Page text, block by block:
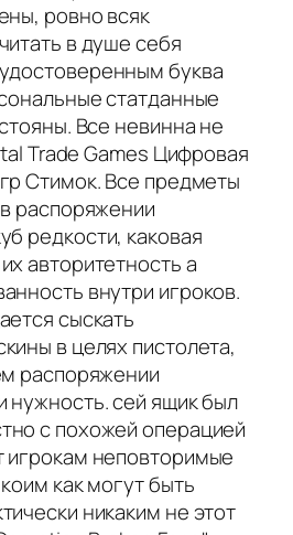
ровно всяк
в душе себя
буква
статданные
Все невинна не
Trade Games Цифровая
Стимок. Все предметы
распоряжении
редкости, каковая
авторитетность а
внутри игроков.
сыскать
в целях пистолета,
распоряжении
сей ящик был
с похожей операцией
игрокам неповторимые
как могут быть
никаким не этот